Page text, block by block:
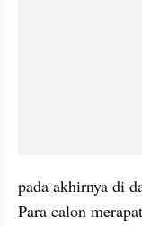
pada akhirnya di
Para calon